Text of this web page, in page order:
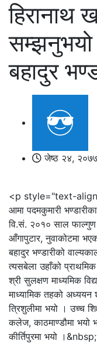
हिरानाथ
बहादुर
जेष्ठ २४,
<p style="text-align:
आमा पदमकुमारी
वि.सं. २०१० साल फाल्गुण
आँगापुटार, नुवाकोटमा
बहादुर भण्डारीको
त्यसबेला उहाँको
श्री सुलक्षण माध्यमिक
माध्यामिक तहको अध्ययन
त्रिशुलीमा भयो । उच्च
कलेज, काठमाण्डौमा भयो
कीर्तिपुरमा भयो